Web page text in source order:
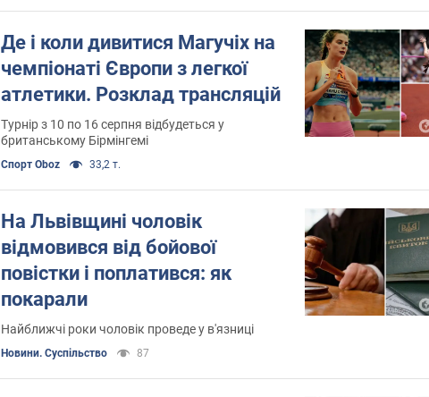
Де і коли дивитися Магучіх на
чемпіонаті Європи з легкої
атлетики. Розклад трансляцій
Турнір з 10 по 16 серпня відбудеться у
британському Бірмінгемі
Спорт Oboz 33,2 т.
На Львівщині чоловік
відмовився від бойової
повістки і поплатився: як
покарали
Найближчі роки чоловік проведе у в'язниці
Новини. Суспільство 87